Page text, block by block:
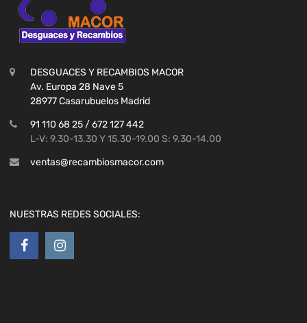
DESGUACES Y RECAMBIOS MACOR
Av. Europa 28 Nave 5
28977 Casarubuelos Madrid
91 110 68 25 / 672 127 442
L-V: 9.30-13.30 Y 15.30-19.00 S: 9.30-14.00
ventas@recambiosmacor.com
NUESTRAS REDES SOCIALES: